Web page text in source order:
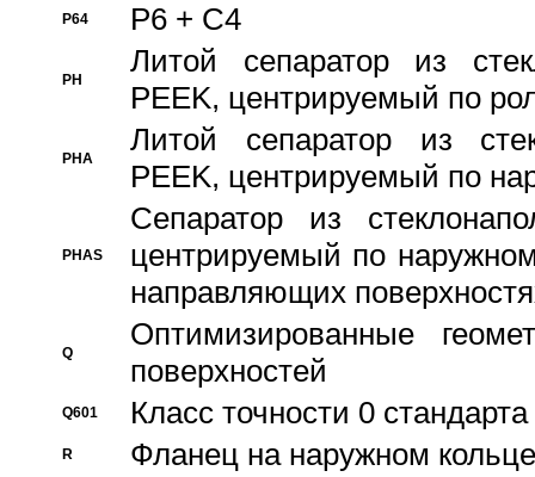
P64 P6 + C4
PH
Литой сепаратор из
PEEK, центрируемый по
PHA
Литой сепаратор из
PEEK, центрируемый по
PHAS
Сепаратор из
центрируемый по
направляющих
Q
Оптимизированные
поверхностей
Q601 Класс точности 0
R Фланец на наружном кольце